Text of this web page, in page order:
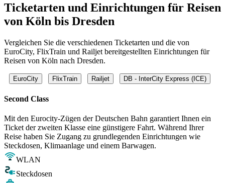
Ticketarten und Einrichtungen für Reisen
von Köln bis Dresden
Vergleichen Sie die verschiedenen Ticketarten und die von
EuroCity, FlixTrain und Railjet bereitgestellten Einrichtungen für
Reisen von Köln nach Dresden.
EuroCity FlixTrain Railjet DB - InterCity Express (ICE)
Second Class
Mit den Eurocity-Zügen der Deutschen Bahn garantiert Ihnen ein
Ticket der zweiten Klasse eine günstigere Fahrt. Während Ihrer
Reise haben Sie Zugang zu grundlegenden Einrichtungen wie
Steckdosen, Klimaanlage und einem Barwagen.
WLAN
Steckdosen